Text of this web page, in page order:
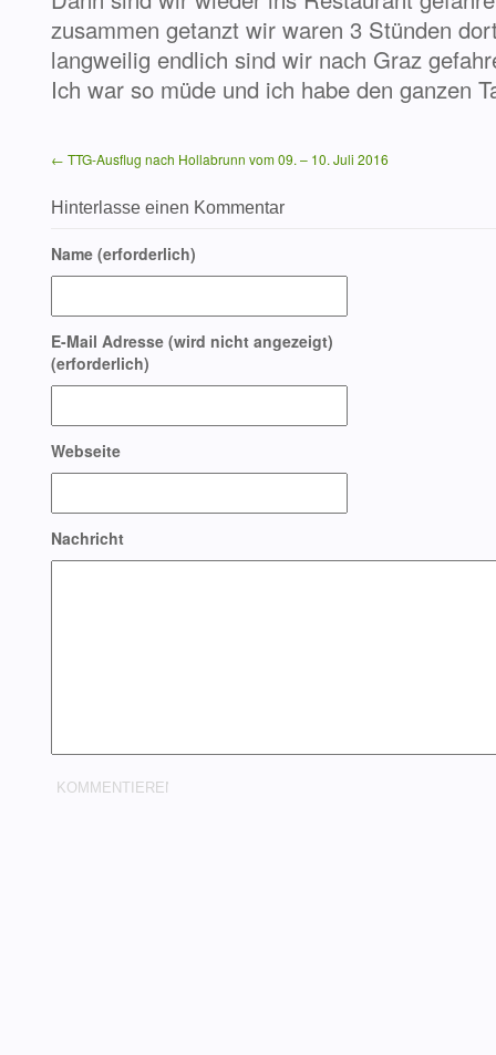
zusammen getanzt wir waren 3 Stünden
langweilig endlich sind wir nach Graz
Ich war so müde und ich habe den ganzen
← TTG-Ausflug nach Hollabrunn vom 09. – 10. Juli 2016
Hinterlasse einen Kommentar
Name (erforderlich)
E-Mail Adresse (wird nicht angezeigt)
(erforderlich)
Webseite
Nachricht